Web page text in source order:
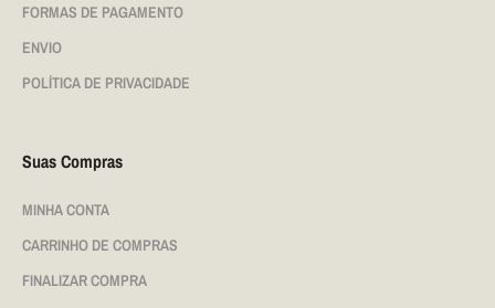
FORMAS DE PAGAMENTO
ENVIO
POLÍTICA DE PRIVACIDADE
Suas Compras
MINHA CONTA
CARRINHO DE COMPRAS
FINALIZAR COMPRA